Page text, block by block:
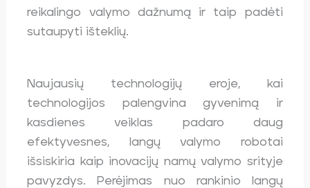
reikalingo valymo dažnumą ir taip padėti
sutaupyti išteklių.
Naujausių technologijų eroje, kai
technologijos palengvina gyvenimą ir
kasdienes veiklas padaro daug
efektyvesnes, langų valymo robotai
išsiskiria kaip inovacijų namų valymo srityje
pavyzdys. Perėjimas nuo rankinio langų